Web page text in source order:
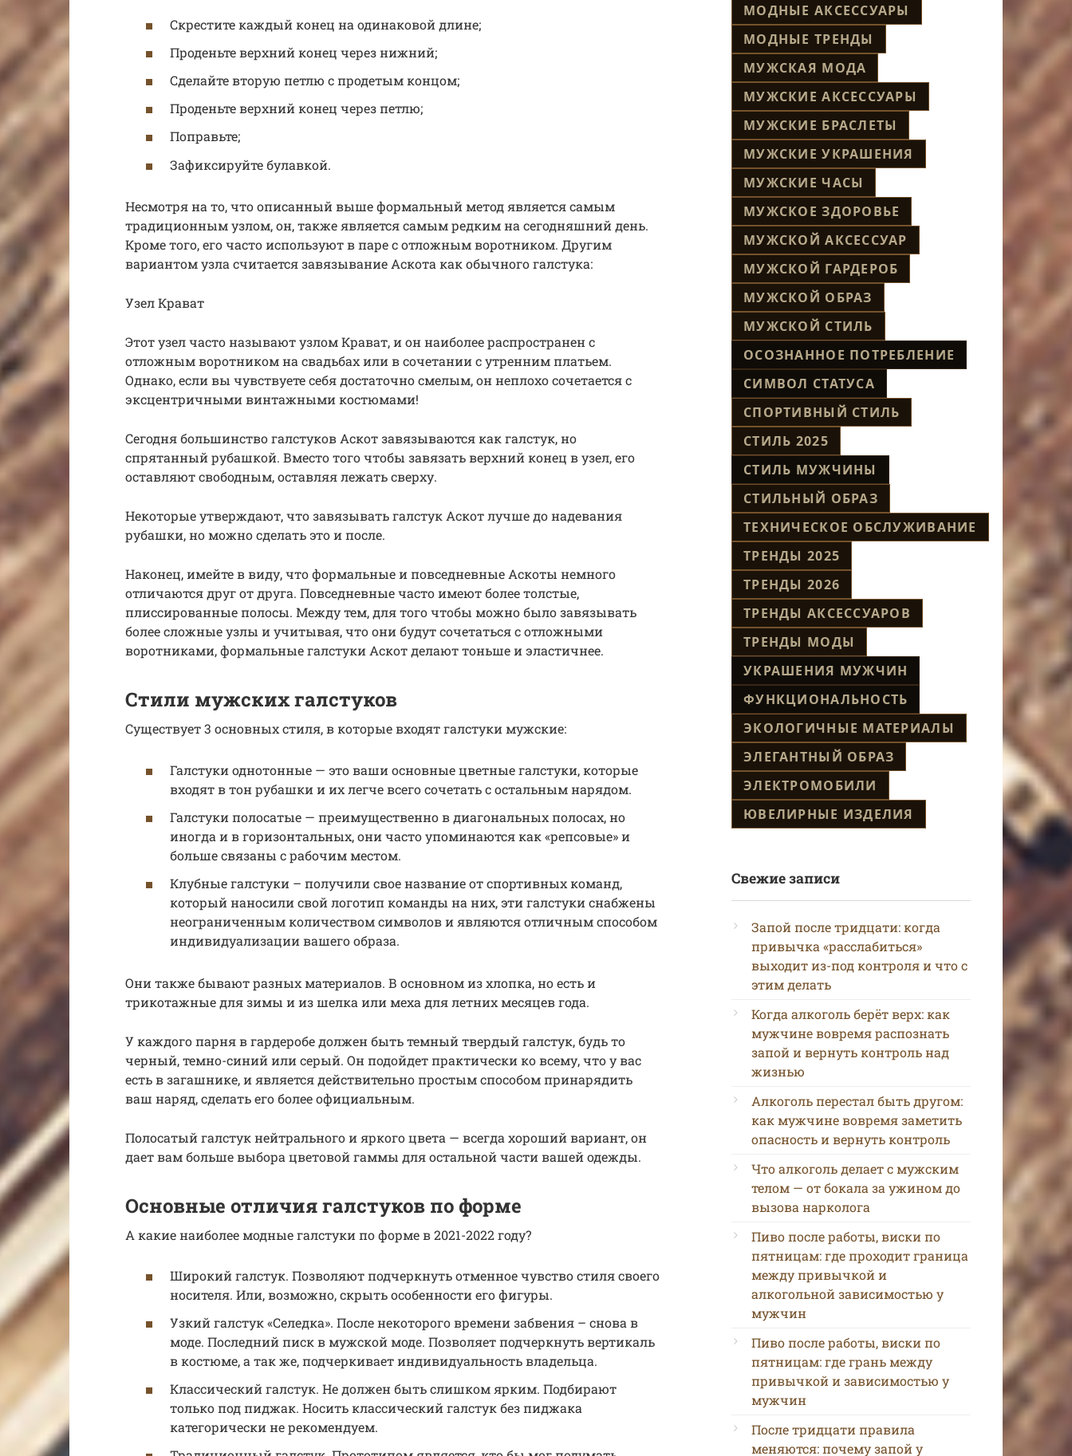
Скрестите каждый конец на одинаковой длине;
Проденьте верхний конец через нижний;
Сделайте вторую петлю с продетым концом;
Проденьте верхний конец через петлю;
Поправьте;
Зафиксируйте булавкой.
Несмотря на то, что описанный выше формальный метод является самым
традиционным узлом, он, также является самым редким на сегодняшний день.
Кроме того, его часто используют в паре с отложным воротником. Другим
вариантом узла считается завязывание Аскота как обычного галстука:
Узел Крават
Этот узел часто называют узлом Крават, и он наиболее распространен с
отложным воротником на свадьбах или в сочетании с утренним платьем.
Однако, если вы чувствуете себя достаточно смелым, он неплохо сочетается с
эксцентричными винтажными костюмами!
Сегодня большинство галстуков Аскот завязываются как галстук, но
спрятанный рубашкой. Вместо того чтобы завязать верхний конец в узел, его
оставляют свободным, оставляя лежать сверху.
Некоторые утверждают, что завязывать галстук Аскот лучше до надевания
рубашки, но можно сделать это и после.
Наконец, имейте в виду, что формальные и повседневные Аскоты немного
отличаются друг от друга. Повседневные часто имеют более толстые,
плиссированные полосы. Между тем, для того чтобы можно было завязывать
более сложные узлы и учитывая, что они будут сочетаться с отложными
воротниками, формальные галстуки Аскот делают тоньше и эластичнее.
Стили мужских галстуков
Существует 3 основных стиля, в которые входят галстуки мужские:
Галстуки однотонные — это ваши основные цветные галстуки, которые
входят в тон рубашки и их легче всего сочетать с остальным нарядом.
Галстуки полосатые — преимущественно в диагональных полосах, но
иногда и в горизонтальных, они часто упоминаются как «репсовые» и
больше связаны с рабочим местом.
Клубные галстуки – получили свое название от спортивных команд,
который наносили свой логотип команды на них, эти галстуки снабжены
неограниченным количеством символов и являются отличным способом
индивидуализации вашего образа.
Они также бывают разных материалов. В основном из хлопка, но есть и
трикотажные для зимы и из шелка или меха для летних месяцев года.
У каждого парня в гардеробе должен быть темный твердый галстук, будь то
черный, темно-синий или серый. Он подойдет практически ко всему, что у вас
есть в загашнике, и является действительно простым способом принарядить
ваш наряд, сделать его более официальным.
Полосатый галстук нейтрального и яркого цвета — всегда хороший вариант, он
дает вам больше выбора цветовой гаммы для остальной части вашей одежды.
Основные отличия галстуков по форме
А какие наиболее модные галстуки по форме в 2021-2022 году?
Широкий галстук. Позволяют подчеркнуть отменное чувство стиля своего
носителя. Или, возможно, скрыть особенности его фигуры.
Узкий галстук «Селедка». После некоторого времени забвения – снова в
моде. Последний писк в мужской моде. Позволяет подчеркнуть вертикаль
в костюме, а так же, подчеркивает индивидуальность владельца.
Классический галстук. Не должен быть слишком ярким. Подбирают
только под пиджак. Носить классический галстук без пиджака
категорически не рекомендуем.
МОДНЫЕ АКСЕССУАРЫ
МОДНЫЕ ТРЕНДЫ
МУЖСКАЯ МОДА
МУЖСКИЕ АКСЕССУАРЫ
МУЖСКИЕ БРАСЛЕТЫ
МУЖСКИЕ УКРАШЕНИЯ
МУЖСКИЕ ЧАСЫ
МУЖСКОЕ ЗДОРОВЬЕ
МУЖСКОЙ АКСЕССУАР
МУЖСКОЙ ГАРДЕРОБ
МУЖСКОЙ ОБРАЗ
МУЖСКОЙ СТИЛЬ
ОСОЗНАННОЕ ПОТРЕБЛЕНИЕ
СИМВОЛ СТАТУСА
СПОРТИВНЫЙ СТИЛЬ
СТИЛЬ 2025
СТИЛЬ МУЖЧИНЫ
СТИЛЬНЫЙ ОБРАЗ
ТЕХНИЧЕСКОЕ ОБСЛУЖИВАНИЕ
ТРЕНДЫ 2025
ТРЕНДЫ 2026
ТРЕНДЫ АКСЕССУАРОВ
ТРЕНДЫ МОДЫ
УКРАШЕНИЯ МУЖЧИН
ФУНКЦИОНАЛЬНОСТЬ
ЭКОЛОГИЧНЫЕ МАТЕРИАЛЫ
ЭЛЕГАНТНЫЙ ОБРАЗ
ЭЛЕКТРОМОБИЛИ
ЮВЕЛИРНЫЕ ИЗДЕЛИЯ
Свежие записи
Запой после тридцати: когда
привычка «расслабиться»
выходит из-под контроля и что с
этим делать
Когда алкоголь берёт верх: как
мужчине вовремя распознать
запой и вернуть контроль над
жизнью
Алкоголь перестал быть другом:
как мужчине вовремя заметить
опасность и вернуть контроль
Что алкоголь делает с мужским
телом — от бокала за ужином до
вызова нарколога
Пиво после работы, виски по
пятницам: где проходит граница
между привычкой и
алкогольной зависимостью у
мужчин
Пиво после работы, виски по
пятницам: где грань между
привычкой и зависимостью у
мужчин
После тридцати правила
меняются: почему запой у